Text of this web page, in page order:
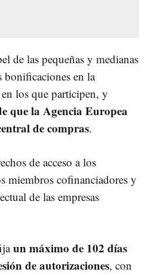
de las pequeñas y medianas
bonificaciones en la
los que participen, y
que la Agencia Europea
de compras.
de acceso a los
miembros cofinanciadores y
de las empresas
un máximo de 102 días
de autorizaciones, con